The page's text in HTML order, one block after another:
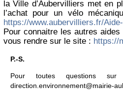
la Ville d’Aubervilliers met en
l’achat pour un vélo
https://www.aubervilliers.fr/
Pour connaitre les autres
vous rendre sur le site : https://
P.-S.
Pour toutes questions
direction.environnement@mairie-